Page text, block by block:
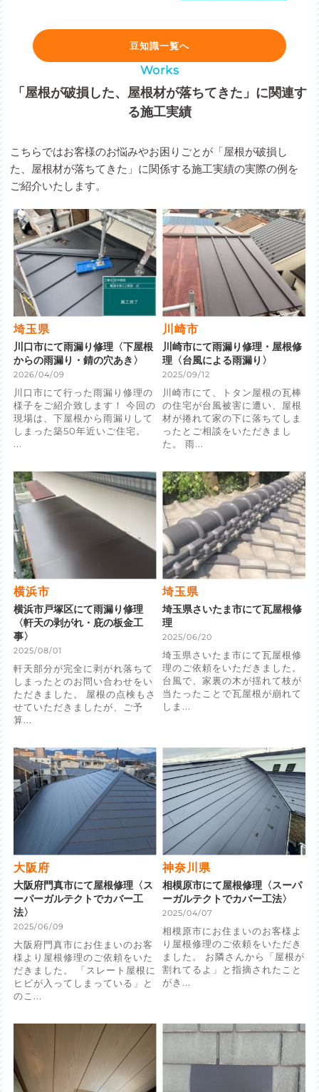
豆知識一覧へ
「屋根が破損した、屋根材が落ちてきた」に関連す
る施工実績
Works
こちらではお客様のお悩みやお困りごとが「屋根が破損し
た、屋根材が落ちてきた」に関係する施工実績の実際の例を
ご紹介いたします。
埼玉県
川口市にて雨漏り修理〈下屋根
からの雨漏り・錆の穴あき〉
2026/04/09
川口市にて行った雨漏り修理の
様子をご紹介致します！ 今回の
現場は、下屋根から雨漏りして
しまった築50年近いご住宅。
...
川崎市
川崎市にて雨漏り修理・屋根修
理〈台風による雨漏り〉
2025/09/12
川崎市にて、トタン屋根の瓦棒
の住宅が台風被害に遭い、屋根
材が捲れて家の下に落ちてしま
ったとご相談をいただきまし
た。 雨...
横浜市
横浜市戸塚区にて雨漏り修理
〈軒天の剥がれ・庇の板金工
事〉
2025/08/01
軒天部分が完全に剥がれ落ちて
しまったとのお問い合わせをい
ただきました。 屋根の点検もさ
せていただきましたが、ご予
算...
埼玉県
埼玉県さいたま市にて瓦屋根修
理
2025/06/20
埼玉県さいたま市にて瓦屋根修
理のご依頼をいただきました。
台風で、家裏の木が揺れて枝が
当たったことで瓦屋根が崩れて
しま...
大阪府
大阪府門真市にて屋根修理〈ス
ーパーガルテクトでカバー工
法〉
2025/06/09
大阪府門真市にお住まいのお客
様より屋根修理のご依頼をいた
だきました。 「スレート屋根に
ヒビが入ってしまっている」と
のこ...
神奈川県
相模原市にて屋根修理〈スーパ
ーガルテクトでカバー工法〉
2025/04/07
相模原市にお住まいのお客様よ
り屋根修理のご依頼をいただき
ました。 お隣さんから「屋根が
割れてるよ」と指摘されたこと
がき...